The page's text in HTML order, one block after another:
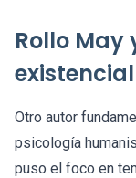
Rollo May
existencial
Otro autor
psicología
puso el foco en